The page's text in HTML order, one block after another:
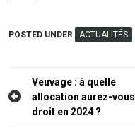
POSTED UNDER ACTUALITÉS
Navigation
de
Veuvage : à quelle
allocation aurez-vous
droit en 2024 ?